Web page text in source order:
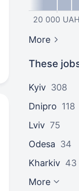
20 000 UAH
More
These
Kyiv 308
Dnipro 118
Lviv 75
Odesa 34
Kharkiv 43
More